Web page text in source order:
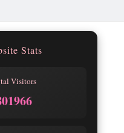
Stats
Visitors